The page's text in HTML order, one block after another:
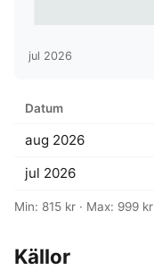
jul 2026
Datum
aug 2026
jul 2026
Min: 815 kr · Max: 999 kr
Källor